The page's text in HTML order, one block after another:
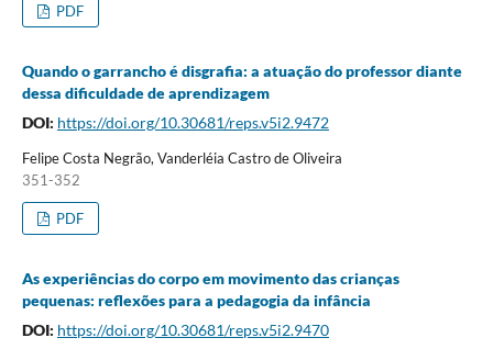
PDF
Quando o garrancho é disgrafia: a atuação do professor diante
dessa dificuldade de aprendizagem
DOI: https://doi.org/10.30681/reps.v5i2.9472
Felipe Costa Negrão, Vanderléia Castro de Oliveira
351-352
PDF
As experiências do corpo em movimento das crianças
pequenas: reflexões para a pedagogia da infância
DOI: https://doi.org/10.30681/reps.v5i2.9470